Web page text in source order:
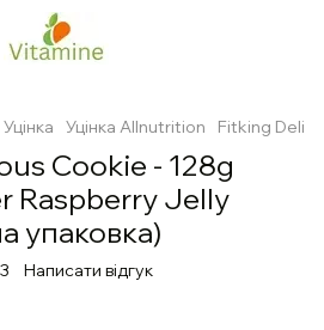
Уцінка Уцінка Allnutrition Fitking
Cookie - 128g
Raspberry Jelly
упаковка)
Написати відгук